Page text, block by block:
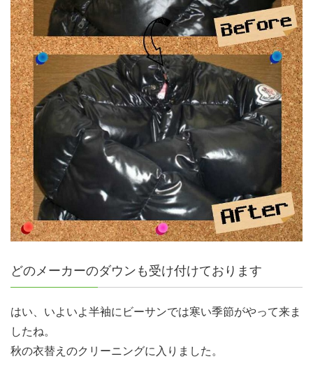
どのメーカーのダウンも受け付けております
はい、いよいよ半袖にビーサンでは寒い季節がやって来ま
したね。
秋の衣替えのクリーニングに入りました。